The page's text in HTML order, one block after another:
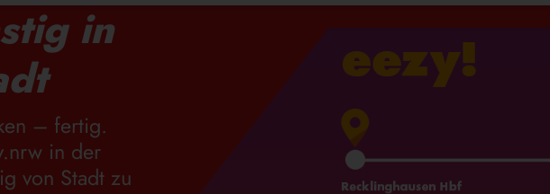
in
– fertig.
in der
von Stadt zu